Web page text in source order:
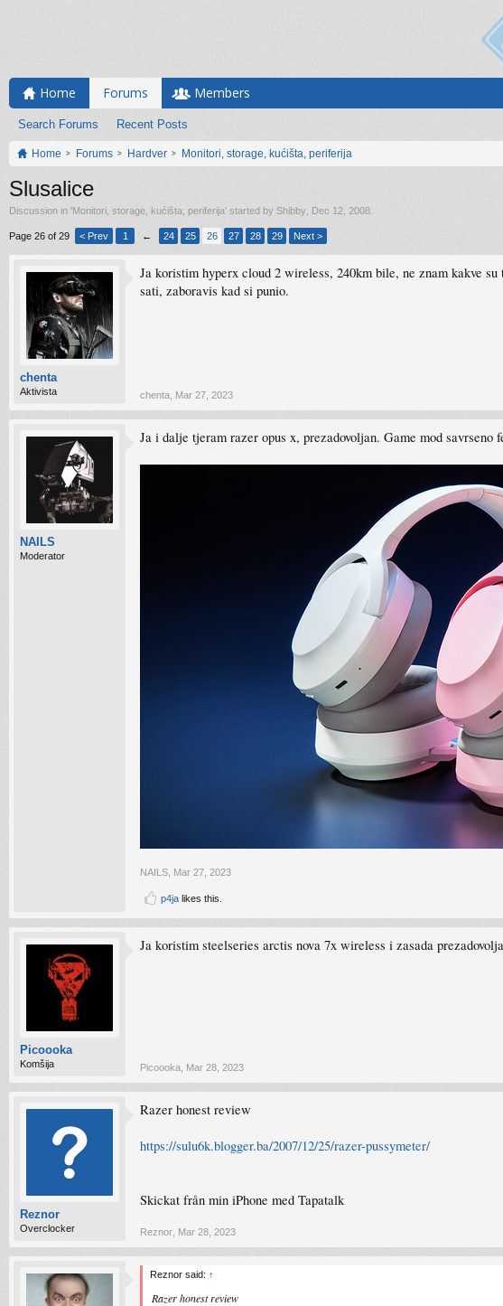
Home Forums
Search Forums Recent Posts
Members
Home Forums Hardver Monitori, storage, kućišta, periferija
Slusalice
Discussion in 'Monitori, storage, kućišta, periferija' started by Shibby Dec 12, 2008
Page 26 of 29 < Prev 1 ← 24 25 26 27 28 29 Next >
chenta
Aktivista
Ja koristim hyperx cloud 2 wireless, 240km bile, ne znam kakve
sati, zaboravis kad si punio.
chenta Mar 27, 2023
NAILS
Moderator
Ja i dalje tjeram razer opus x, prezadovoljan. Game mod savrseno
NAILS Mar 27, 2023
p4ja likes this.
Picoooka
Komšija
Ja koristim steelseries arctis nova 7x wireless i zasada
Picoooka Mar 28, 2023
Reznor
Overclocker
Razer honest review
https://sulu6k.blogger.ba/2007/12/25/razer-pussymeter/
Skickat från min iPhone med Tapatalk
Reznor Mar 28, 2023
Reznor said: ↑
Razer honest review